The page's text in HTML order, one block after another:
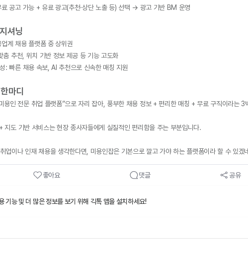
료 공고 가능 + 유료 광고(추천·상단 노출 등) 선택 → 광고 기반 BM 운영
셔닝
업계 채용 플랫폼 중 상위권
춤 추천, 위치 기반 정보 제공 등 기능 고도화
: 빠른 채용 속보, AI 추천으로 신속한 매칭 지원
마디
용인 전문 취업 플랫폼”으로 자리 잡아, 풍부한 채용 정보 + 편리한 매칭 + 무료 구직이라는 3
지도 기반 서비스는 현장 종사자들에게 실질적인 편리함을 주는 부분입니다.
업이나 인재 채용을 생각한다면, 미용인잡은 기본으로 깔고 가야 하는 플랫폼이라 할 수 있겠
좋아요 댓글 공유
기능 및 더 많은 정보를 보기 위해 긱톡 앱을 설치하세요!